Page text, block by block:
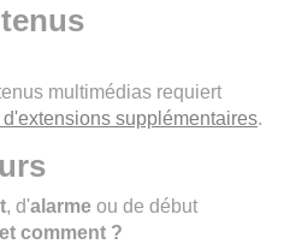
multimédias requiert
d'extensions supplémentaires.
, d'alarme ou de début
comment ?